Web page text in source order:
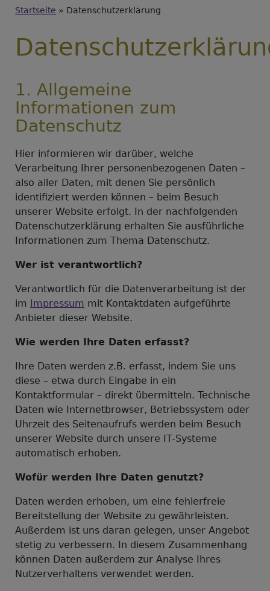
Breadcrumb
Startseite Datenschutzerklärung
1. Allgemeine
Informationen zum
Datenschutz
Hier informieren wir darüber, welche
Verarbeitung Ihrer personenbezogenen Daten –
also aller Daten, mit denen Sie persönlich
identifiziert werden können – beim Besuch
unserer Website erfolgt. In der nachfolgenden
Datenschutzerklärung erhalten Sie ausführliche
Informationen zum Thema Datenschutz.
Wer ist verantwortlich?
Verantwortlich für die Datenverarbeitung ist der
im
Impressum mit Kontaktdaten aufgeführte
Anbieter dieser Website.
Wie werden Ihre Daten erfasst?
Ihre Daten werden z.B. erfasst, indem Sie uns
diese – etwa durch Eingabe in ein
Kontaktformular – direkt übermitteln. Technische
Daten wie Internetbrowser, Betriebssystem oder
Uhrzeit des Seitenaufrufs werden beim Besuch
unserer Website durch unsere IT-Systeme
automatisch erhoben.
Wofür werden Ihre Daten genutzt?
Daten werden erhoben, um eine fehlerfreie
Bereitstellung der Website zu gewährleisten.
Außerdem ist uns daran gelegen, unser Angebot
stetig zu verbessern. In diesem Zusammenhang
können Daten außerdem zur Analyse Ihres
Nutzerverhaltens verwendet werden.